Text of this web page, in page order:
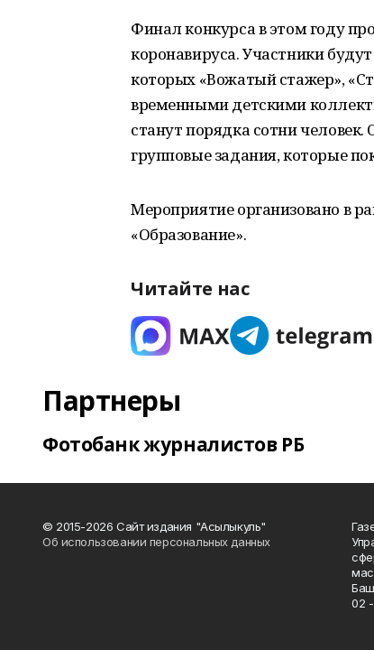
Финал конкурса в этом году
коронавируса. Участники
которых «Вожатый стажер»,
временными детскими
станут порядка сотни
групповые задания, которые
Мероприятие организовано в
«Образование».
Читайте нас
Партнеры
Фотобанк журналистов РБ
© 2015-2026 Сайт издания "Асылыкуль"
Об использовании персональных данных
02 -